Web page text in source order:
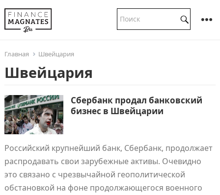
Главная Швейцария
Швейцария
Сбербанк продал банковский
бизнес в Швейцарии
Российский крупнейший банк, Сбербанк, продолжает
распродавать свои зарубежные активы. Очевидно
это связано с чрезвычайной геополитической
обстановкой на фоне продолжающегося военного